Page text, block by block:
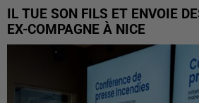
IL TUE SON FILS ET ENVOIE
EX-COMPAGNE À NICE